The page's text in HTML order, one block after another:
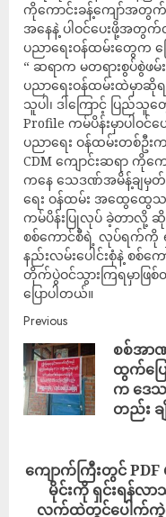
ကိုကောင်းခန့်ကျော်အတွက်
အနေနဲ့ ပါဝင်ပေးဖို့အတွ
ပညာရေးဝန်ထမ်းတွေက ပ
“ ဆရာက မတရားစွပ်စွဲဖမ်
ပညာရေးဝန်ထမ်းထဲမှာ
သူပါ၊ ဒါကြောင့် ပြည်
Profile ကမ်ပိန်းမှာပါဝင်
ပညာရေး ဝန်ထမ်းတစ်ဦး
CDM ကျောင်းဆရာ ကိုက
ကနေ သေဒဏ်အမိန့်ချမှတ်
ရေး ဝန်ထမ်း အထွေထွေသ
ကမ်ပိန်းပြုလုပ် ခဲ့တာလို့
စစ်ကောင်စီရဲ့ လုပ်ရက်ကို ရှုံ
နည်းလမ်းပေါင်းစုံနဲ့ စ
တိုက်ပွဲဝင်သွားကြရမှာဖြ
ပြောပါတယ်။
Previous
စစ်အာ
ထွက်ပြ
က ဒေ
တည်း
ကျောက်ကြီးတွင်
မိုင်းကို ရှင်းရန်လ
လက်ထဲတွင်ပေါက်ကွဲ၍